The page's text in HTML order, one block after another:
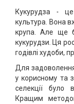
Кукурудза - це
культура. Вона
крупа. Але ще
кукурудзи. Ця
годівлі худоби,
Для
у корисному та
селекції було
Кращим